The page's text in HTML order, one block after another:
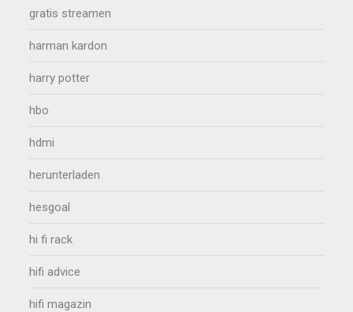
gratis streamen
harman kardon
harry potter
hbo
hdmi
herunterladen
hesgoal
hi fi rack
hifi advice
hifi magazin